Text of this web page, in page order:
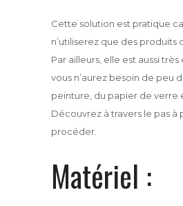
Cette solution est pratique
n’utiliserez que des produits
Par ailleurs, elle est aussi
vous n’aurez besoin de peu
peinture, du papier de verre
Découvrez à travers le pas à
procéder.
Matériel :